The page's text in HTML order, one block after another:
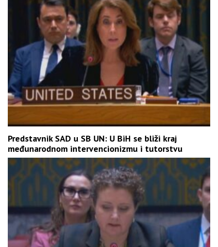
Predstavnik SAD u SB UN: U BiH se bliži kraj
međunarodnom intervencionizmu i tutorstvu